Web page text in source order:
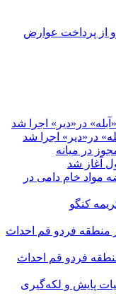
دارو از پرداخت عوارض
در«دیر» اجرا شد
فردو قم احداث